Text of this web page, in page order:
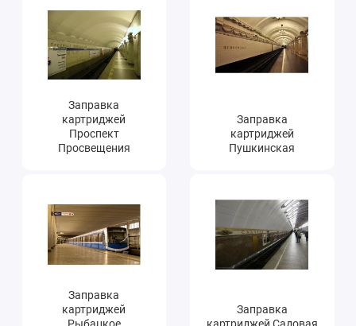
Заправка
картриджей
Проспект
Просвещения
Заправка
картриджей
Пушкинская
Заправка
картриджей
Заправка